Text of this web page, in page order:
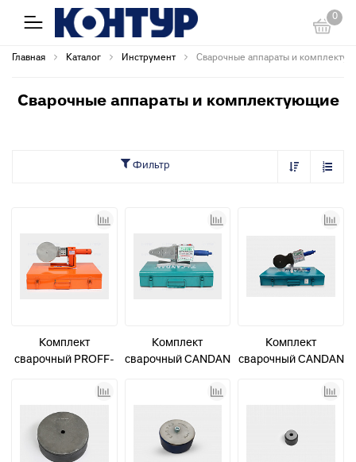
0
Главная Каталог Инструмент Сварочные аппараты и
Сварочные аппараты и комплектующие
Фильтр
Комплект
сварочный PROFF-
насадки 75-110 с
цифр. управлением
Комплект
сварочный CANDAN
Комплект
сварочный CANDAN